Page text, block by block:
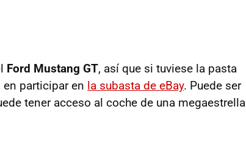
Ford Mustang GT, así que si tuviese la pasta
participar en la subasta de eBay. Puede ser
tener acceso al coche de una megaestrella